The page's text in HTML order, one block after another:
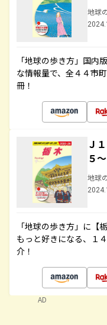
地球
「地球の歩き方」国内
な情報量で、全４４市
冊！
Ｊ
５
地球
「地球の歩き方」に【
もっと好きになる、１
介！
AD